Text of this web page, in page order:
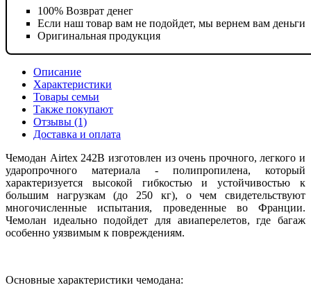
100% Возврат денег
Если наш товар вам не подойдет, мы вернем вам деньги
Оригинальная продукция
Описание
Характеристики
Товары семьи
Также покупают
Отзывы (1)
Доставка и оплата
Чемодан Airtex 242B изготовлен из очень прочного, легкого и
ударопрочного материала - полипропилена, который
характеризуется высокой гибкостью и устойчивостью к
большим нагрузкам (до 250 кг), о чем свидетельствуют
многочисленные испытания, проведенные во Франции.
Чемолан идеально подойдет для авиаперелетов, где багаж
особенно уязвимым к повреждениям.
Основные характеристики чемодана: